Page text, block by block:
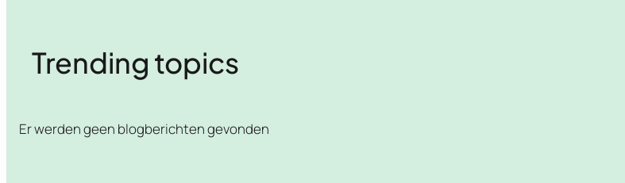
Trending topics
Er werden geen blogberichten gevonden